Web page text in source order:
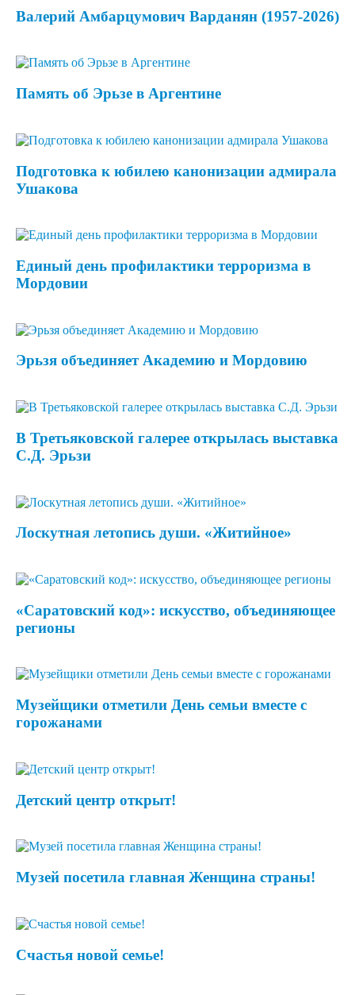
Валерий Амбарцумович Варданян (1957-2026)
Память об Эрьзе в Аргентине
Подготовка к юбилею канонизации адмирала
Ушакова
Единый день профилактики терроризма в
Мордовии
Эрьзя объединяет Академию и Мордовию
В Третьяковской галерее открылась выставка
С.Д. Эрьзи
Лоскутная летопись души. «Житийное»
«Саратовский код»: искусство, объединяющее
регионы
Музейщики отметили День семьи вместе с
горожанами
Детский центр открыт!
Музей посетила главная Женщина страны!
Счастья новой семье!